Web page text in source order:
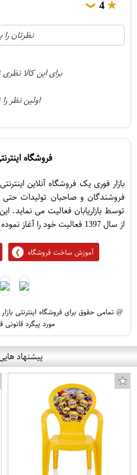
4
❯
نظرتان را
برای این کالا
اولین نظر
فروشگاه
بازار فوری یک فروشگاه آنلاین
فروشندگان و صاحبان تولیدات
توسط بازاریابان فعالیت می نماید.
از سال 1397 فعالیت خود را آغاز نموده است.
آموزش ساخت فروشگاه
@ تمامی حقوق برای فروشگاه اینترنتی
مورد پیگرد
پیشنهاد